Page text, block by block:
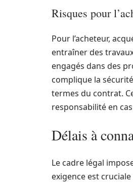
Risques pour
Pour l’acheteur,
entraîner des
engagés dans des
complique la
termes du contrat.
responsabilité en
Délais à
Le cadre légal
exigence est